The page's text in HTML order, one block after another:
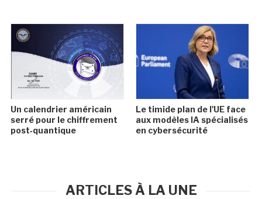
Un calendrier américain
serré pour le chiffrement
post‑quantique
Le timide plan de l'UE face
aux modèles IA spécialisés
en cybersécurité
ARTICLES À LA UNE